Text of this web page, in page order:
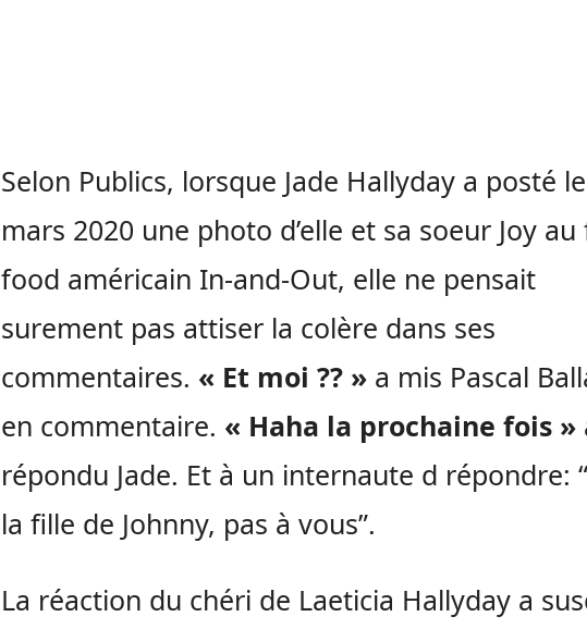
Selon Publics, lorsque Jade Hallyday a posté
mars 2020 une photo d’elle et sa soeur Joy au
food américain In-and-Out, elle ne pensait
surement pas attiser la colère dans ses
commentaires. « Et moi ?? » a mis Pascal
en commentaire. « Haha la prochaine fois »
répondu Jade. Et à un internaute d répondre:
la fille de Johnny, pas à vous”.
La réaction du chéri de Laeticia Hallyday a